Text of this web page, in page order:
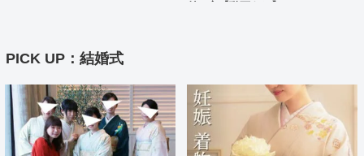
PICK UP：結婚式